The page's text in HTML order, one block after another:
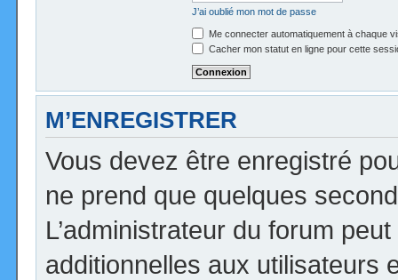
J’ai oublié mon mot de passe
Me connecter automatiquement à chaque
Cacher mon statut en ligne pour cette
M’ENREGISTRER
Vous devez être enregistré
ne prend que quelques
L’administrateur du forum
additionnelles aux utilisateurs